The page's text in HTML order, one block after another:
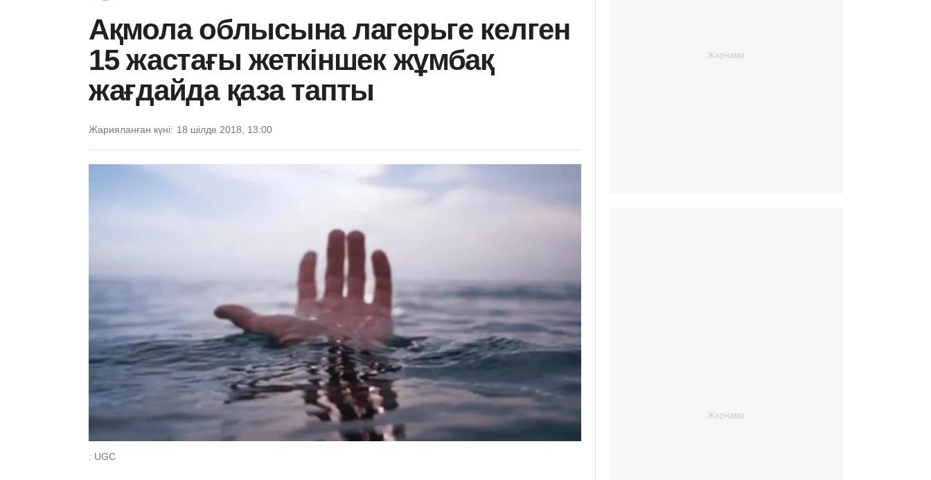
Ақмола облысына лагерьге келген
15 жастағы жеткіншек жұмбақ
жағдайда қаза тапты
Жарияланған күні: 18 шілде 2018, 13:00
: UGC